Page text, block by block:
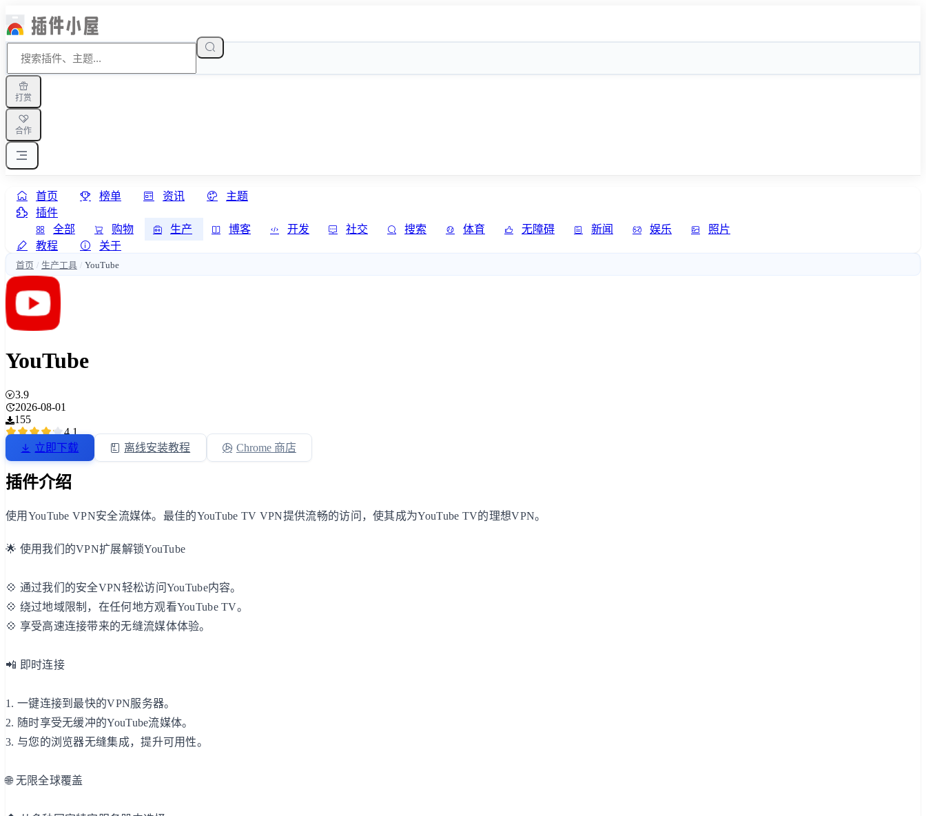
打赏
合作
首页 榜单 资讯
主题
插件
全部
购物 生产 博客 开发 社交 搜索 体育 无障碍 新闻 娱乐
照片
教程
关于
首页 / 生产工具 / YouTube
YouTube
3.9
2026-08-01
155
4.1
立即下载
离线安装教程 Chrome 商店
插件介绍
使用YouTube VPN安全流媒体。最佳的YouTube TV VPN提供流畅的访问，使其成为YouTube TV的理想VPN。
🌟 使用我们的VPN扩展解锁YouTube
💠 通过我们的安全VPN轻松访问YouTube内容。
💠 绕过地域限制，在任何地方观看YouTube TV。
💠 享受高速连接带来的无缝流媒体体验。
📲 即时连接
1. 一键连接到最快的VPN服务器。
2. 随时享受无缓冲的YouTube流媒体。
3. 与您的浏览器无缝集成，提升可用性。
🌐 无限全球覆盖